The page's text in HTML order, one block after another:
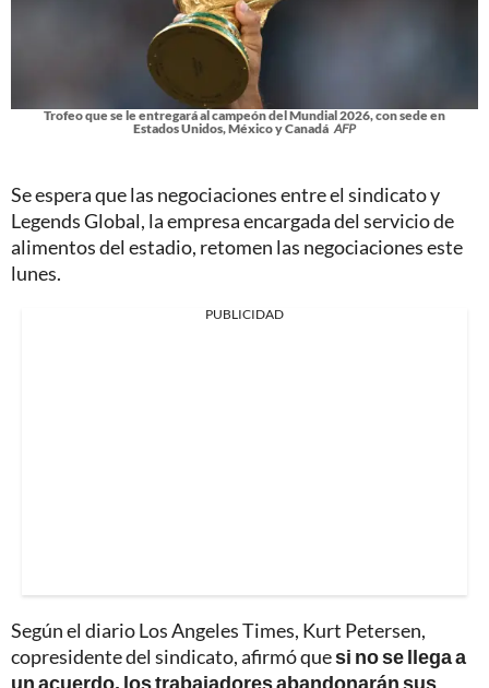
Trofeo que se le entregará al campeón del Mundial 2026, con sede en
Estados Unidos, México y Canadá AFP
Se espera que las negociaciones entre el sindicato y
Legends Global, la empresa encargada del servicio de
alimentos del estadio, retomen las negociaciones este
lunes.
PUBLICIDAD
Según el diario Los Angeles Times, Kurt Petersen,
copresidente del sindicato, afirmó quesi no se llega a
un acuerdo, los trabajadores abandonarán sus